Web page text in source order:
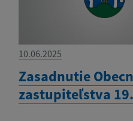
10.06.2025
Zasadnutie
zastupiteľstva